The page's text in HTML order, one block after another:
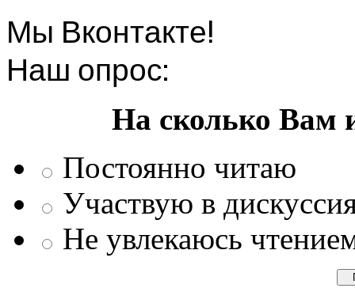
Мы Вконтакте!
Наш опрос:
На сколько Вам
Постоянно читаю
Участвую в
Не увлекаюсь